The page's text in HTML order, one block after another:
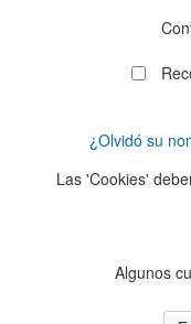
¿Olvidó su
Las 'Cookies'
Algunos